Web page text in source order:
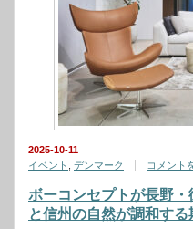
2025-10-11
イベント
デンマーク コメント
ボーコンセプトが長野
と信州の自然が調和す